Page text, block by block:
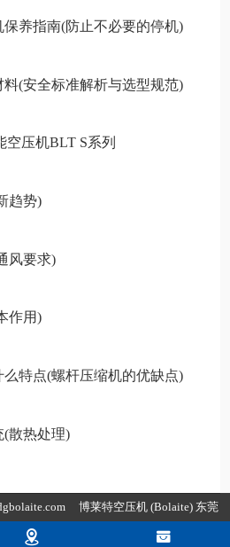
养指南(防止不必要的停机)
(安全标准解析与选型规范)
空压机BLT S系列
趋势)
风要求)
作用)
特点(螺杆压缩机的优缺点)
(散热处理)
博莱特空压机 (Bolaite) 东莞
所有